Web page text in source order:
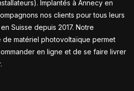
Implantés à Annecy en
nos clients pour tous leurs
Suisse depuis 2017. Notre
matériel photovoltaïque permet
en ligne et de se faire livrer